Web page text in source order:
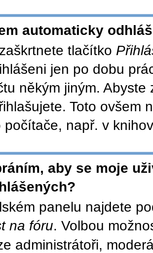
automaticky
tlačítko
jen po dobu
někým jiným.
Toto ovšem
počítače, např. v
aby se moje
panelu najdete
na fóru. Volbou
administrátoři,